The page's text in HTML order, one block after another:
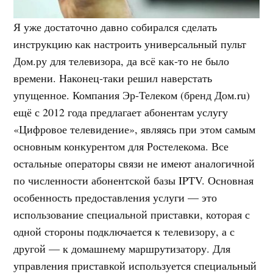
Я уже достаточно давно собирался сделать
инструкцию как настроить универсальный пульт
Дом.ру для телевизора, да всё как-то не было
времени. Наконец-таки решил наверстать
упущенное. Компания Эр-Телеком (бренд Дом.ru)
ещё с 2012 года предлагает абонентам услугу
«Цифровое телевидение», являясь при этом самым
основным конкурентом для Ростелекома. Все
остальные операторы связи не имеют аналогичной
по численности абонентской базы IPTV. Основная
особенность предоставления услуги — это
использование специальной приставки, которая с
одной стороны подключается к телевизору, а с
другой — к домашнему маршрутизатору. Для
управления приставкой используется специальный